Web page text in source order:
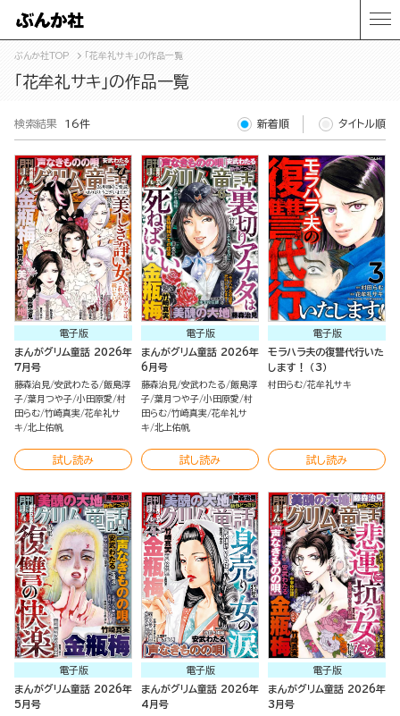
ぶんか社TOP 「花牟礼サキ」の作品一覧
「花牟礼サキ」の作品一覧
検索結果 16件 新着順 タイトル順
電子版
まんがグリム童話 2026年
7月号
藤森治見 安武わたる 飯島淳
子 葉月つや子 小田原愛 村
田らむ 竹崎真実 花牟礼サ
キ 北上佑帆
試し読み
電子版
まんがグリム童話 2026年
6月号
藤森治見 安武わたる 飯島淳
子 葉月つや子 小田原愛 村
田らむ 竹崎真実 花牟礼サ
キ 北上佑帆
試し読み
電子版
モラハラ夫の復讐代行いた
します！ （3）
村田らむ 花牟礼サキ
試し読み
電子版
まんがグリム童話 2026年
5月号
電子版
まんがグリム童話 2026年
4月号
電子版
まんがグリム童話 2026年
3月号